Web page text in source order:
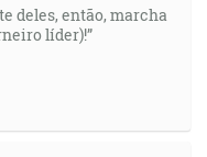
deles, então, marcha
líder)!”